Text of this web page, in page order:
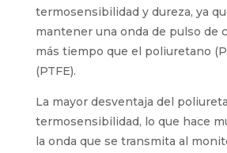
termosensibilidad y dureza, ya
mantener una onda de pulso de
más tiempo que el poliuretano
(PTFE).
La mayor desventaja del
termosensibilidad, lo que hace
la onda que se transmita al